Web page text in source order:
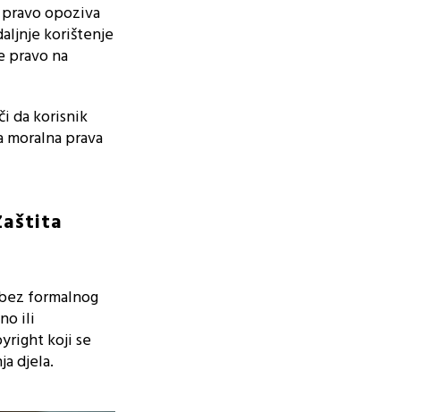
opoziva
korištenje
pravo na
da korisnik
prava
formalnog
ili
koji se
djela.